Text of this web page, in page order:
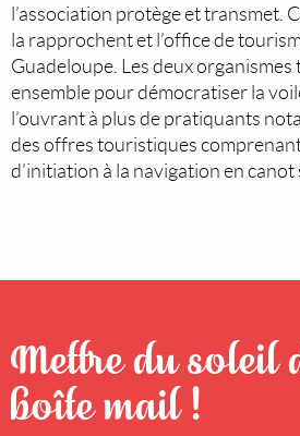
l’association protège et transmet.
la rapprochent et l’office de
Guadeloupe. Les deux
ensemble pour démocratiser la
l’ouvrant à plus de pratiquants
des offres touristiques
d’initiation à la navigation en canot
Mettre du soleil
boîte mail !